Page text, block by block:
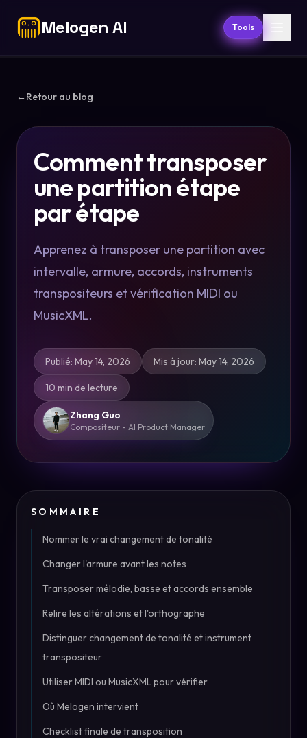
Melogen AI Tools
←Retour au blog
Comment transposer
une partition étape
par étape
Apprenez à transposer une partition avec
intervalle, armure, accords, instruments
transpositeurs et vérification MIDI ou
MusicXML.
Publié: May 14, 2026 Mis à jour: May 14, 2026
10 min de lecture
Zhang Guo
Compositeur - AI Product Manager
SOMMAIRE
Nommer le vrai changement de tonalité
Changer l'armure avant les notes
Transposer mélodie, basse et accords ensemble
Relire les altérations et l'orthographe
Distinguer changement de tonalité et instrument
transpositeur
Utiliser MIDI ou MusicXML pour vérifier
Où Melogen intervient
Checklist finale de transposition